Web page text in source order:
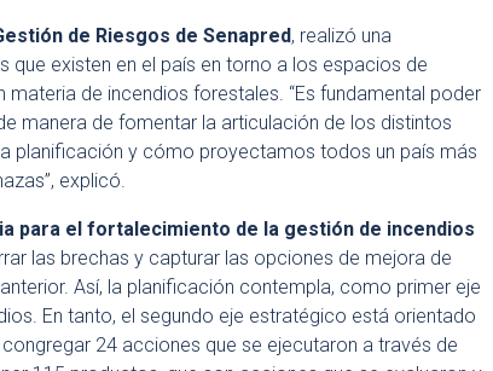
de Riesgos de Senapred, realizó una
existen en el país en torno a los espacios de
de incendios forestales. “Es fundamental poder
manera de fomentar la articulación de los distintos
planificación y cómo proyectamos todos un país más
explicó.
para el fortalecimiento de la gestión de incendios
las brechas y capturar las opciones de mejora de
Así, la planificación contempla, como primer eje
En tanto, el segundo eje estratégico está orientado
24 acciones que se ejecutaron a través de